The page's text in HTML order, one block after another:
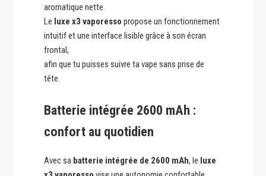
aromatique nette.
Le luxe x3 vaporesso propose un fonctionnement
intuitif et une interface lisible grâce à son écran
frontal,
afin que tu puisses suivre ta vape sans prise de
tête.
Batterie intégrée 2600 mAh :
confort au quotidien
Avec sa batterie intégrée de 2600 mAh, le luxe